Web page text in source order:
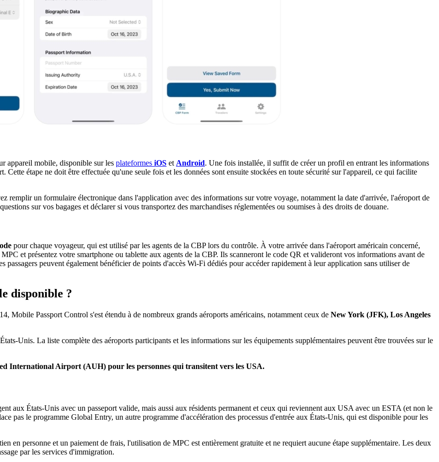
appareil mobile, disponible sur les plateformes iOS etAndroid. Une fois installée, il suffit de créer un profil en entrant les informations
Cette étape ne doit être effectuée qu'une seule fois et les données sont ensuite stockées en toute sécurité sur l'appareil, ce qui facilite
remplir un formulaire électronique dans l'application avec des informations sur votre voyage, notamment la date d'arrivée, l'aéroport de
sur vos bagages et déclarer si vous transportez des marchandises réglementées ou soumises à des droits de douane.
pour chaque voyageur, qui est utilisé par les agents de la CBP lors du contrôle. À votre arrivée dans l'aéroport américain concerné,
et présentez votre smartphone ou tablette aux agents de la CBP. Ils scanneront le code QR et valideront vos informations avant de
passagers peuvent également bénéficier de points d'accès Wi-Fi dédiés pour accéder rapidement à leur application sans utiliser de
disponible ?
Mobile Passport Control s'est étendu à de nombreux grands aéroports américains, notamment ceux de New York (JFK), Los Angeles
Unis. La liste complète des aéroports participants et les informations sur les équipements supplémentaires peuvent être trouvées sur le
International Airport (AUH) pour les personnes qui transitent vers les USA.
aux États-Unis avec un passeport valide, mais aussi aux résidents permanent et ceux qui reviennent aux USA avec un ESTA (et non le
pas le programme Global Entry, un autre programme d'accélération des processus d'entrée aux États-Unis, qui est disponible pour les
en personne et un paiement de frais, l'utilisation de MPC est entièrement gratuite et ne requiert aucune étape supplémentaire. Les deux
par les services d'immigration.